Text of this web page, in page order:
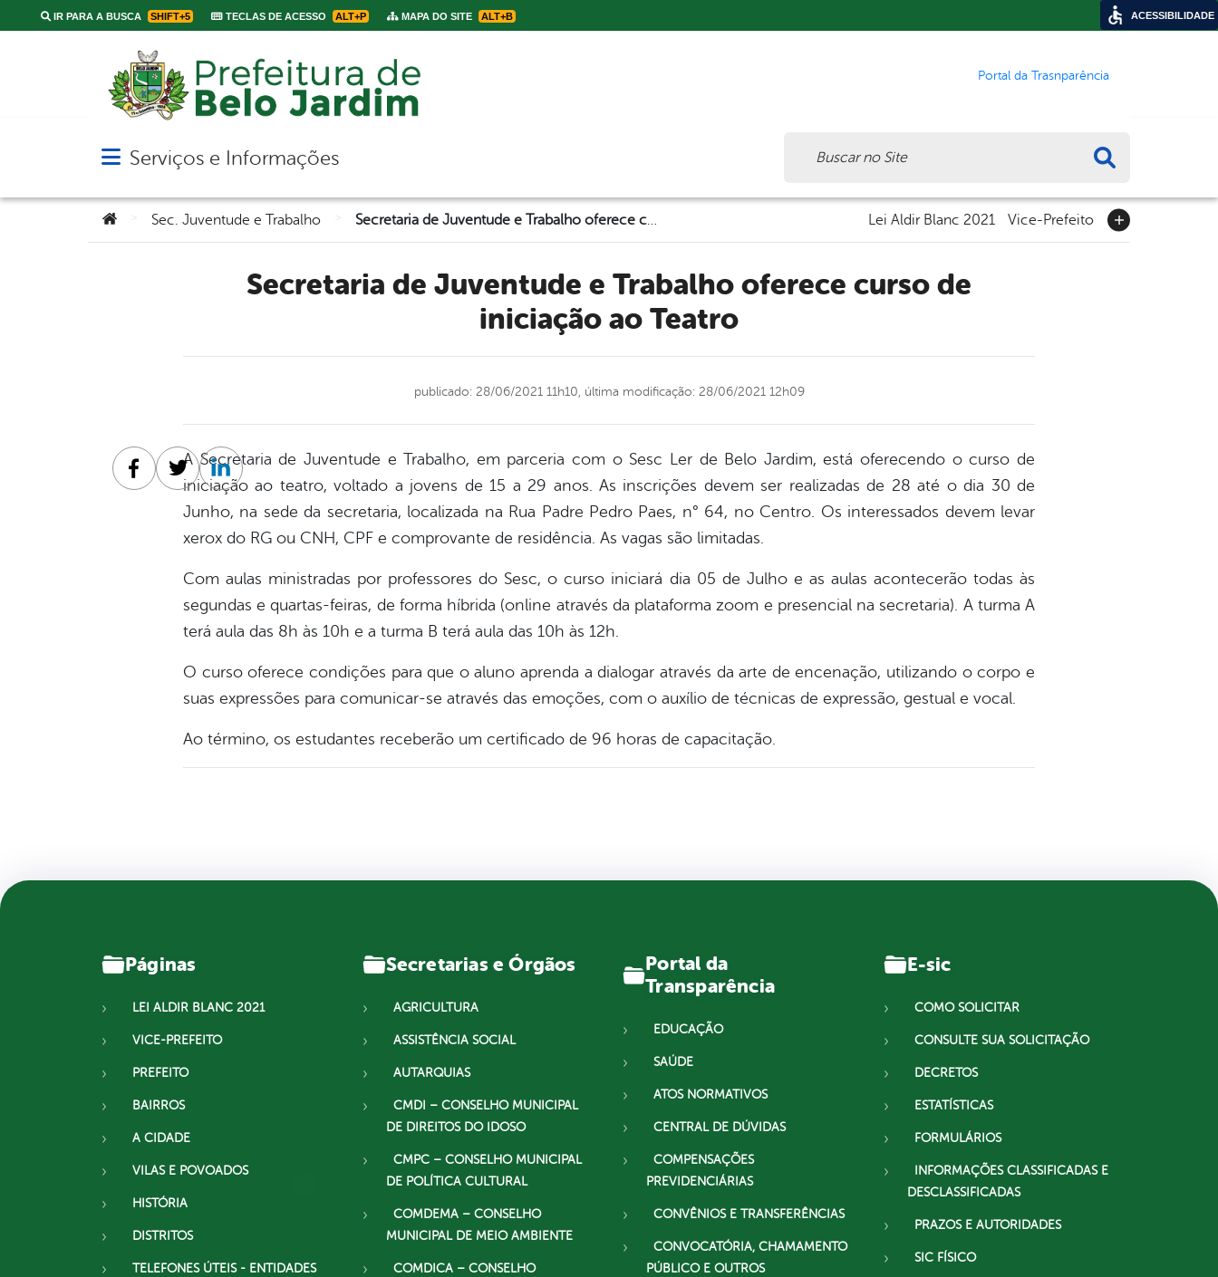
IR PARA A BUSCA SHIFT+5 TECLAS DE ACESSO ALT+P MAPA DO SITE ALT+B
Portal da Trasnparência
Abrir menu principal de navegação
Serviços e Informações
Você está aqui:Sec. Juventude e Trabalho Lei Aldir Blanc 2021 Vice-Prefeito
Secretaria de Juventude e Trabalho oferece curso de
iniciação ao Teatro
publicado: 28/06/2021 11h10, última modificação: 28/06/2021 12h09
A Secretaria de Juventude e Trabalho, em parceria com o Sesc Ler de Belo Jardim, está oferecendo o curso de
iniciação ao teatro, voltado a jovens de 15 a 29 anos. As inscrições devem ser realizadas de 28 até o dia 30 de
Junho, na sede da secretaria, localizada na Rua Padre Pedro Paes, n° 64, no Centro. Os interessados devem levar
xerox do RG ou CNH, CPF e comprovante de residência. As vagas são limitadas.
Com aulas ministradas por professores do Sesc, o curso iniciará dia 05 de Julho e as aulas acontecerão todas às
segundas e quartas-feiras, de forma híbrida (online através da plataforma zoom e presencial na secretaria). A turma A
terá aula das 8h às 10h e a turma B terá aula das 10h às 12h.
O curso oferece condições para que o aluno aprenda a dialogar através da arte de encenação, utilizando o corpo e
suas expressões para comunicar-se através das emoções, com o auxílio de técnicas de expressão, gestual e vocal.
Ao término, os estudantes receberão um certificado de 96 horas de capacitação.
Facebook
TwitterLinkedin
Páginas
LEI ALDIR BLANC 2021
VICE-PREFEITO
PREFEITO
BAIRROS
A CIDADE
VILAS E POVOADOS
HISTÓRIA
DISTRITOS
TELEFONES ÚTEIS - ENTIDADES
Secretarias e Órgãos
AGRICULTURA
ASSISTÊNCIA SOCIAL
AUTARQUIAS
CMDI – CONSELHO MUNICIPAL
DE DIREITOS DO IDOSO
CMPC – CONSELHO MUNICIPAL
DE POLÍTICA CULTURAL
COMDEMA – CONSELHO
MUNICIPAL DE MEIO AMBIENTE
COMDICA – CONSELHO
Portal da
Transparência
EDUCAÇÃO
SAÚDE
ATOS NORMATIVOS
CENTRAL DE DÚVIDAS
COMPENSAÇÕES
PREVIDENCIÁRIAS
CONVÊNIOS E TRANSFERÊNCIAS
CONVOCATÓRIA, CHAMAMENTO
PÚBLICO E OUTROS
E-sic
COMO SOLICITAR
CONSULTE SUA SOLICITAÇÃO
DECRETOS
ESTATÍSTICAS
FORMULÁRIOS
INFORMAÇÕES CLASSIFICADAS E
DESCLASSIFICADAS
PRAZOS E AUTORIDADES
SIC FÍSICO
ACESSIBILIDADE